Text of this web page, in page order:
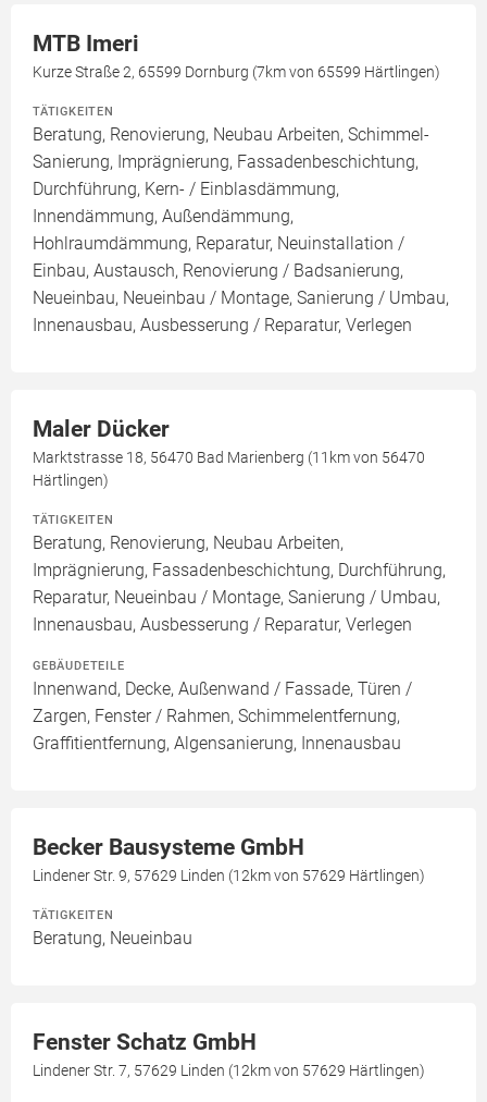
MTB Imeri
Kurze Straße 2, 65599 Dornburg (7km von 65599 Härtlingen)
TÄTIGKEITEN
Beratung, Renovierung, Neubau Arbeiten, Schimmel-
Sanierung, Imprägnierung, Fassadenbeschichtung,
Durchführung, Kern- / Einblasdämmung,
Innendämmung, Außendämmung,
Hohlraumdämmung, Reparatur, Neuinstallation /
Einbau, Austausch, Renovierung / Badsanierung,
Neueinbau, Neueinbau / Montage, Sanierung / Umbau,
Innenausbau, Ausbesserung / Reparatur, Verlegen
Maler Dücker
Marktstrasse 18, 56470 Bad Marienberg (11km von 56470
Härtlingen)
TÄTIGKEITEN
Beratung, Renovierung, Neubau Arbeiten,
Imprägnierung, Fassadenbeschichtung, Durchführung,
Reparatur, Neueinbau / Montage, Sanierung / Umbau,
Innenausbau, Ausbesserung / Reparatur, Verlegen
GEBÄUDETEILE
Innenwand, Decke, Außenwand / Fassade, Türen /
Zargen, Fenster / Rahmen, Schimmelentfernung,
Graffitientfernung, Algensanierung, Innenausbau
Becker Bausysteme GmbH
Lindener Str. 9, 57629 Linden (12km von 57629 Härtlingen)
TÄTIGKEITEN
Beratung, Neueinbau
Fenster Schatz GmbH
Lindener Str. 7, 57629 Linden (12km von 57629 Härtlingen)